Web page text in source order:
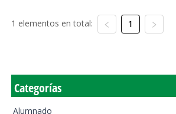
1 elementos en total: 1
Categorías
Alumnado